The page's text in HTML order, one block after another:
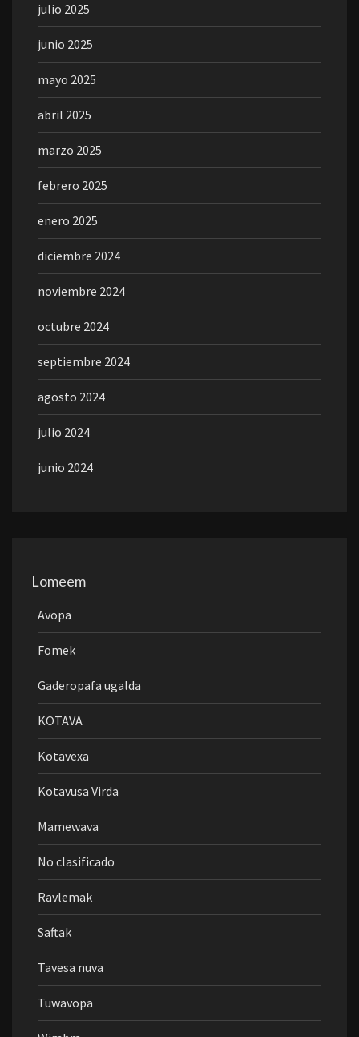
julio 2025
junio 2025
mayo 2025
abril 2025
marzo 2025
febrero 2025
enero 2025
diciembre 2024
noviembre 2024
octubre 2024
septiembre 2024
agosto 2024
julio 2024
junio 2024
Lomeem
Avopa
Fomek
Gaderopafa ugalda
KOTAVA
Kotavexa
Kotavusa Virda
Mamewava
No clasificado
Ravlemak
Saftak
Tavesa nuva
Tuwavopa